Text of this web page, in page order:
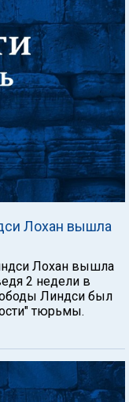
Лохан вышла
Лохан вышла
2 недели в
Линдси был
тюрьмы.